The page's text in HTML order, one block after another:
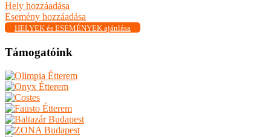
Hely hozzáadása
Esemény hozzáadása
HELYEK és ESEMÉNYEK ajánlása
Támogatóink